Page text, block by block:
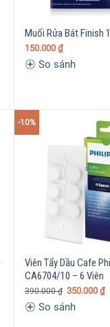
Muối Rửa Bát Finish
150.000 ₫
So sánh
-10%
Viên Tẩy Dầu Cafe
CA6704/10 – 6 Viên
390.000₫ 350.000₫
So sánh